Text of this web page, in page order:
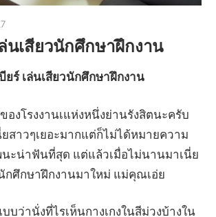
นเสียวนักศึกษาฝึกงาน
บียร์ เล่นเสียวนักศึกษาฝึกงาน
องโรงงานเแห่งหนึ่งย่านรังสิตนะครับ
สาวๆเยอะมากแต่ก็ไม่ได้หมายความ
ะน่าฟันที่สุด แต่แล้วเมื่อไม่นานมาเนี่ย
กศึกษาฝึกงานมาใหม่ แม่คุณเอ่ย
บว่านั่งที่ไรเห็นกางเกงในสีม่วงบ้างใน